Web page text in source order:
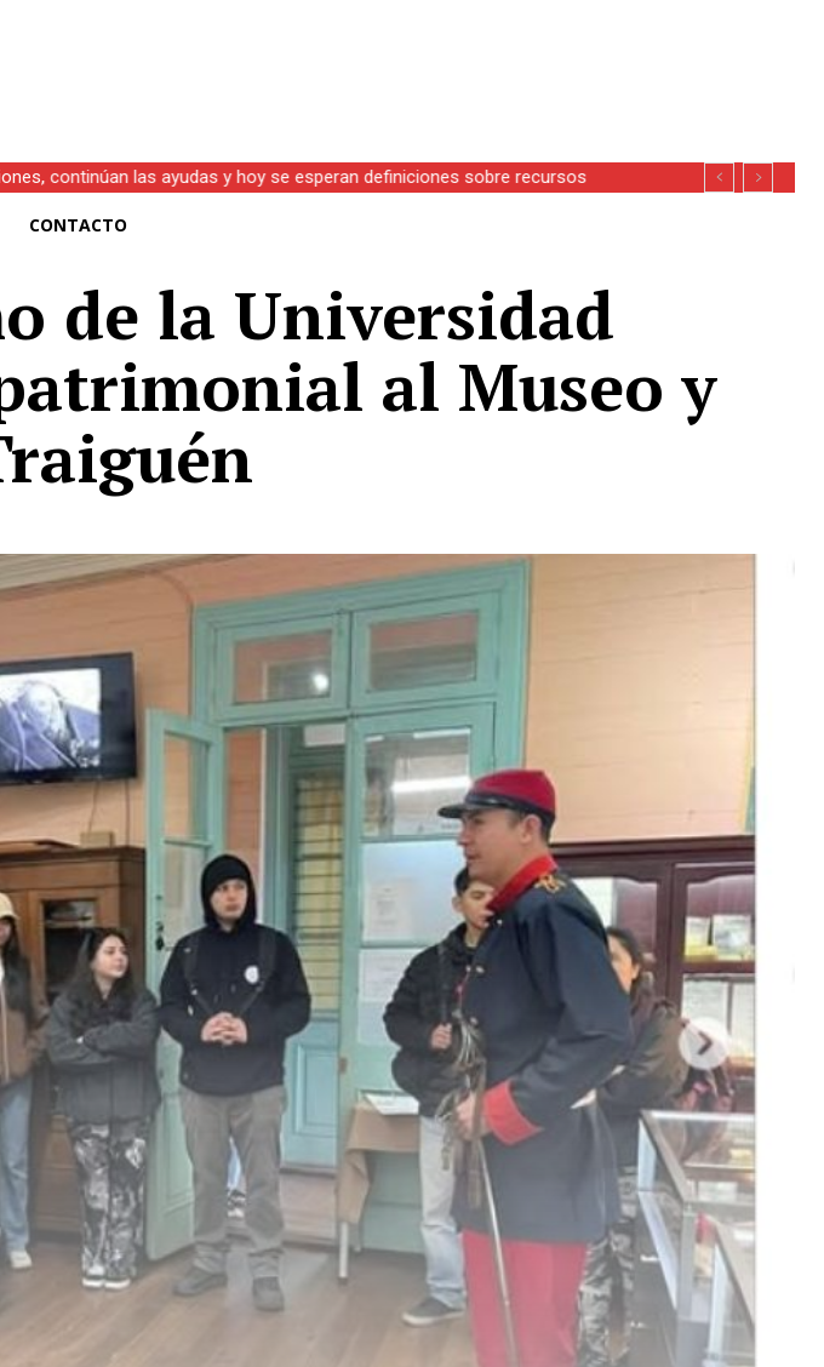
continúan las ayudas y hoy se esperan definiciones sobre recursos
CONTACTO
de la Universidad
al Museo y